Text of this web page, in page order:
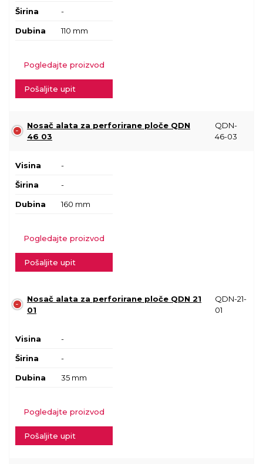
Širina -
Dubina 110 mm
Pogledajte proizvod
Pošaljite upit
Nosač alata za perforirane ploče QDN
46 03
QDN-
46-03
Visina -
Širina -
Dubina 160 mm
Pogledajte proizvod
Pošaljite upit
Nosač alata za perforirane ploče QDN 21
01
QDN-21-
01
Visina -
Širina -
Dubina 35 mm
Pogledajte proizvod
Pošaljite upit